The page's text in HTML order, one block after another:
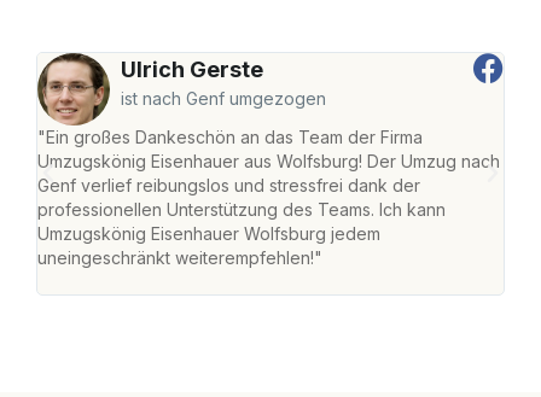
Ulrich Gerste
ist nach Genf umgezogen
"Ein großes Dankeschön an das Team der Firma
Umzugskönig Eisenhauer aus Wolfsburg! Der Umzug nach
Genf verlief reibungslos und stressfrei dank der
professionellen Unterstützung des Teams. Ich kann
Umzugskönig Eisenhauer Wolfsburg jedem
uneingeschränkt weiterempfehlen!"